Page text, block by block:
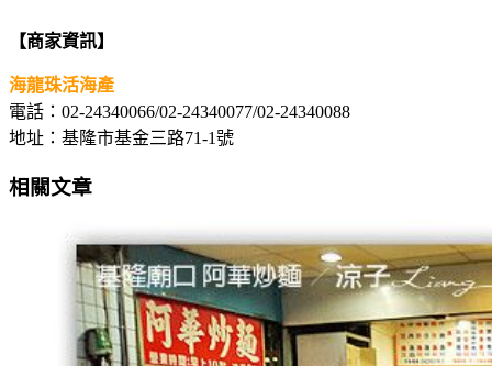
【商家資訊】
海龍珠活海產
電話：02-24340066/02-24340077/02-24340088
地址：基隆市基金三路71-1號
相關文章